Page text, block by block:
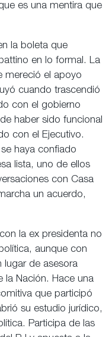
es una mentira que
la boleta que
en lo formal. La
mereció el apoyo
cuando trascendió
con el gobierno
haber sido funcional
con el Ejecutivo.
haya confiado
lista, uno de ellos
con Casa
un acuerdo,
la ex presidenta no
aunque con
lugar de asesora
la Nación. Hace una
que participó
su estudio jurídico,
Participa de las